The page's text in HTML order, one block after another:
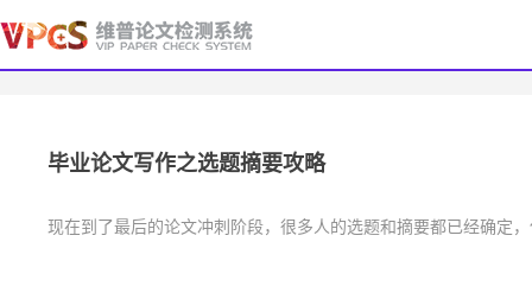
毕业论文写作之选题摘要攻略
现在到了最后的论文冲刺阶段，很多人的选题和摘要都已经确定